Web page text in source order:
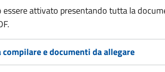
essere attivato presentando tutta la
e documenti da allegare